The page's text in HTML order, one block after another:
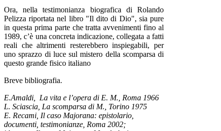
Ora, nella testimonianza biografica di Rolando
Pelizza riportata nel libro "Il dito di Dio", sia pure
in questa prima parte che tratta avvenimenti fino al
1989, c’è una concreta indicazione, collegata a fatti
reali che altrimenti resterebbero inspiegabili, per
uno sprazzo di luce sul mistero della scomparsa di
questo grande fisico italiano
Breve bibliografia.
E.Amaldi, La vita e l’opera di E. M., Roma 1966
L. Sciascia, La scomparsa di M., Torino 1975
E. Recami, Il caso Majorana: epistolario,
documenti, testimonianze, Roma 2002;